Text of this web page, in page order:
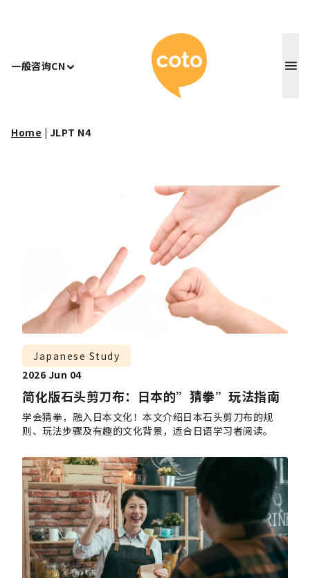
一般咨询CN Coto 日本
Home | JLPT N4
简化版石头剪刀布：日本的”猜拳”玩法指南
Japanese Study
2026 Jun 04
学会猜拳，融入日本文化！本文介绍日本石头剪刀布的规
则、玩法步骤及有趣的文化背景，适合日语学习者阅读。